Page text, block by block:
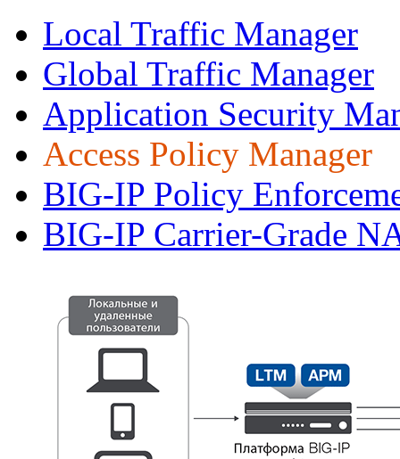
Local Traffic Manager
Global Traffic Manager
Application Security
Access Policy Manager
BIG-IP Policy
BIG-IP Carrier-Grade